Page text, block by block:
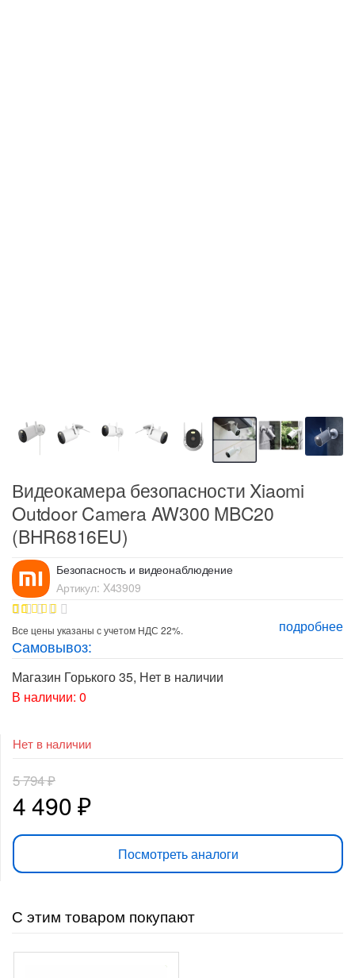
Видеокамера безопасности Xiaomi
Outdoor Camera AW300 MBC20
(BHR6816EU)
Безопасность и видеонаблюдение
Артикул: X43909
Рейтинг
4.42из 5
на основе
опроса
12
пользоват
елей
подробнее
Все цены указаны с учетом НДС 22%.
Самовывоз:
Магазин Горького 35, Нет в наличии
В наличии: 0
Нет в наличии
5 794₽
Первоначальная
цена
составляла
5
794 ₽.
4 490₽Текущая
цена:
4
490 ₽.
Посмотреть аналоги
С этим товаром покупают